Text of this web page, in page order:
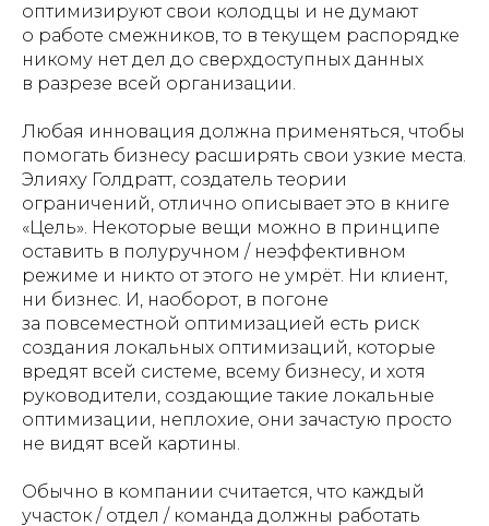
оптимизируют свои колодцы и не думают
о работе смежников, то в текущем распорядке
никому нет дел до сверхдоступных данных
в разрезе всей организации.
Любая инновация должна применяться, чтобы
помогать бизнесу расширять свои узкие места.
Элияху Голдратт, создатель теории
ограничений, отлично описывает это в книге
«Цель». Некоторые вещи можно в принципе
оставить в полуручном / неэффективном
режиме и никто от этого не умрёт. Ни клиент,
ни бизнес. И, наоборот, в погоне
за повсеместной оптимизацией есть риск
создания локальных оптимизаций, которые
вредят всей системе, всему бизнесу, и хотя
руководители, создающие такие локальные
оптимизации, неплохие, они зачастую просто
не видят всей картины.
Обычно в компании считается, что каждый
участок / отдел / команда должны работать